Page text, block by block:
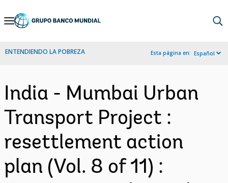
Skip
Navigation
ENTENDIENDO LA POBREZA Esta página en: Español
India - Mumbai Urban
Transport Project :
resettlement action
plan (Vol. 8 of 11) :